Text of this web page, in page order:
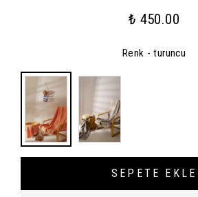
₺ 450.00
Renk - turuncu
SEPETE EKLE